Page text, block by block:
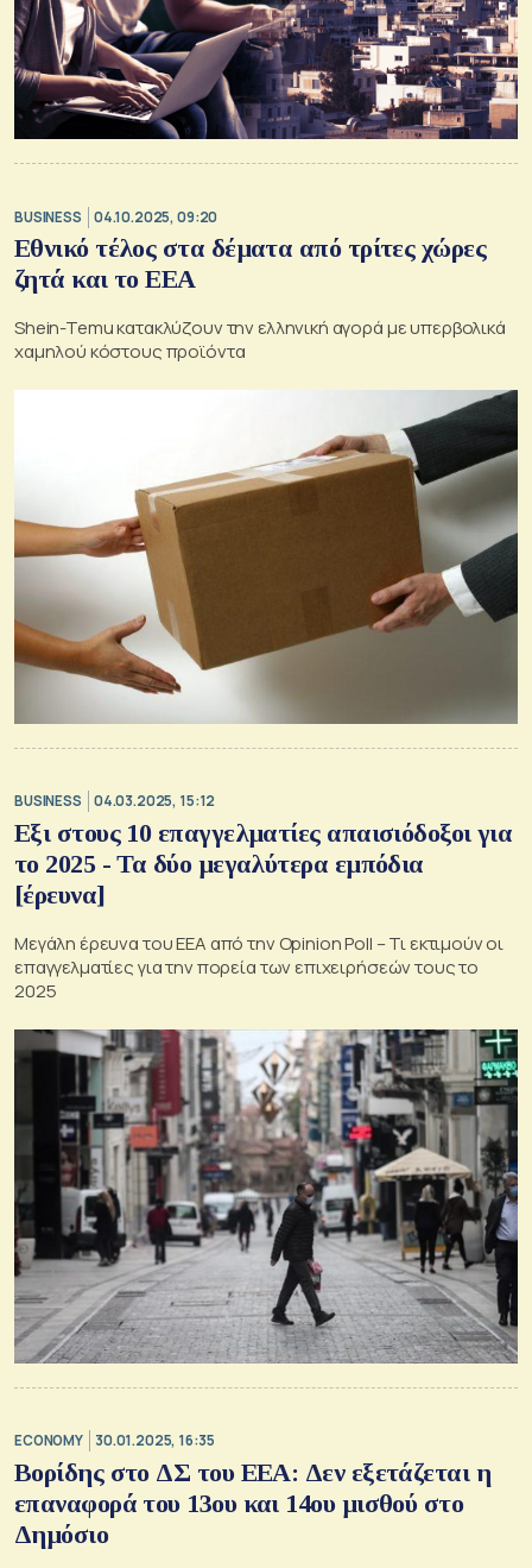
BUSINESS 04.10.2025, 09:20
Εθνικό τέλος στα δέματα από τρίτες χώρες
ζητά και το ΕΕΑ
Shein-Temu κατακλύζουν την ελληνική αγορά με υπερβολικά
χαμηλού κόστους προϊόντα
BUSINESS 04.03.2025, 15:12
Εξι στους 10 επαγγελματίες απαισιόδοξοι για
το 2025 - Τα δύο μεγαλύτερα εμπόδια
[έρευνα]
Μεγάλη έρευνα του ΕΕΑ από την Opinion Poll – Τι εκτιμούν οι
επαγγελματίες για την πορεία των επιχειρήσεών τους το
2025
ECONOMY 30.01.2025, 16:35
Βορίδης στο ΔΣ του ΕΕΑ: Δεν εξετάζεται η
επαναφορά του 13ου και 14ου μισθού στο
Δημόσιο